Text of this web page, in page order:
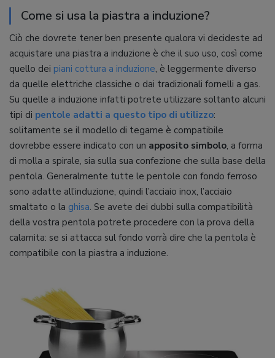
Come si usa la piastra a induzione?
Ciò che dovrete tener ben presente qualora vi decideste ad
acquistare una piastra a induzione è che il suo uso, così come
quello dei piani cottura a induzione, è leggermente diverso
da quelle elettriche classiche o dai tradizionali fornelli a gas.
Su quelle a induzione infatti potrete utilizzare soltanto alcuni
tipi di pentole adatti a questo tipo di utilizzo:
solitamente se il modello di tegame è compatibile
dovrebbe essere indicato con un apposito simbolo, a forma
di molla a spirale, sia sulla sua confezione che sulla base della
pentola. Generalmente tutte le pentole con fondo ferroso
sono adatte all’induzione, quindi l’acciaio inox, l’acciaio
smaltato o la ghisa. Se avete dei dubbi sulla compatibilità
della vostra pentola potrete procedere con la prova della
calamita: se si attacca sul fondo vorrà dire che la pentola è
compatibile con la piastra a induzione.